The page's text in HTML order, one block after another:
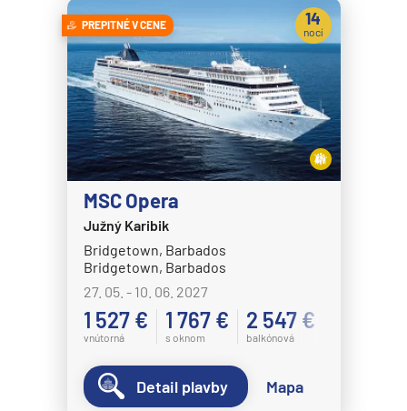
MSC Fantasia
MSC Grandiosa
MSC Lirica
MSC Magnifica
MSC Meraviglia
MSC Musica
MSC Opera
MSC Orchestra
MSC Poesia
MSC Preziosa
MSC Seascape
MSC Seashore
MSC Seaside
PREPITNÉ V CENE
MSC Opera
Južný Karibik
Bridgetown, Barbados
Bridgetown, Barbados
27. 05. - 10. 06. 2027
1 527 €
vnútorná
1 767 €
s oknom
2 547 €
balkónová
14
nocí
Detail plavby Mapa